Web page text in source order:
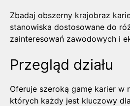
Zbadaj obszerny krajobraz
stanowiska dostosowane do
zainteresowań zawodowych i
Przegląd działu
Oferuje szeroką gamę karier w
których każdy jest kluczowy